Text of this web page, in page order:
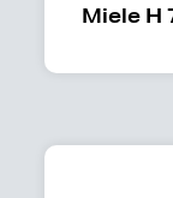
Miele H